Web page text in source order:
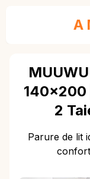
140x200
2
Parure de lit